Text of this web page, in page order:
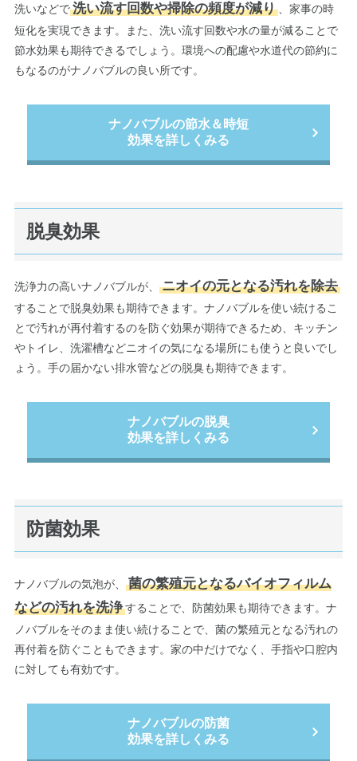
洗いなどで洗い流す回数や掃除の頻度が減り、家事の時
短化を実現できます。また、洗い流す回数や水の量が減ることで
節水効果も期待できるでしょう。環境への配慮や水道代の節約に
もなるのがナノバブルの良い所です。
ナノバブルの節水＆時短
効果を詳しくみる
脱臭効果
洗浄力の高いナノバブルが、 ニオイの元となる汚れを除去
することで脱臭効果も期待できます。ナノバブルを使い続けるこ
とで汚れが再付着するのを防ぐ効果が期待できるため、キッチン
やトイレ、洗濯槽などニオイの気になる場所にも使うと良いでし
ょう。手の届かない排水管などの脱臭も期待できます。
ナノバブルの脱臭
効果を詳しくみる
防菌効果
ナノバブルの気泡が、
菌の繁殖元となるバイオフィルム
などの汚れを洗浄することで、防菌効果も期待できます。ナ
ノバブルをそのまま使い続けることで、菌の繁殖元となる汚れの
再付着を防ぐこともできます。家の中だけでなく、手指や口腔内
に対しても有効です。
ナノバブルの防菌
効果を詳しくみる